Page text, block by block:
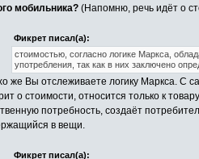
мобильника? (Напомню, речь идёт о
Фикрет писал(а):
стоимостью, согласно логике Маркса,
употребления, так как в них заключено
же Вы отслеживаете логику Маркса. С
о стоимости, относится только к
потребность, создаёт
в вещи.
Фикрет писал(а):